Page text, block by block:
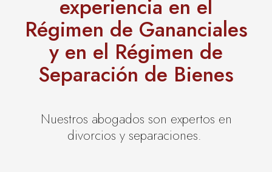
experiencia en el
Régimen de Gananciales
y en el Régimen de
Separación de Bienes
Nuestros abogados son expertos en
divorcios y separaciones.